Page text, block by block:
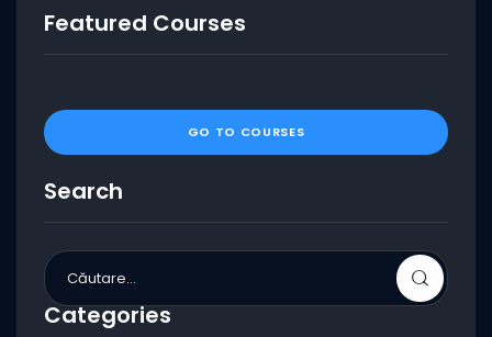
Featured Courses
GO TO COURSES
Search
Categories